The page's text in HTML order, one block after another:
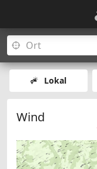
Lokal
Wind